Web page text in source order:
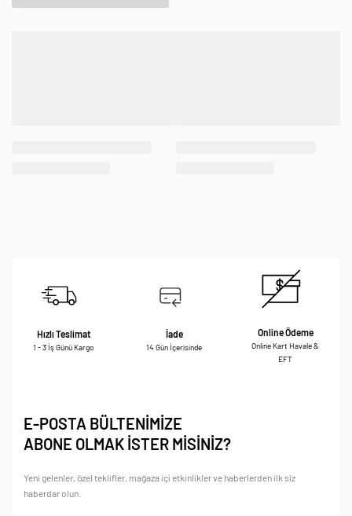
Hızlı Teslimat
1 - 3 İş Günü Kargo
İade
14 Gün İçerisinde
Online Ödeme
Online Kart Havale &
EFT
E-POSTA BÜLTENİMİZE
ABONE OLMAK İSTER MİSİNİZ?
Yeni gelenler, özel teklifler, mağaza içi etkinlikler ve haberlerden ilk siz
haberdar olun.